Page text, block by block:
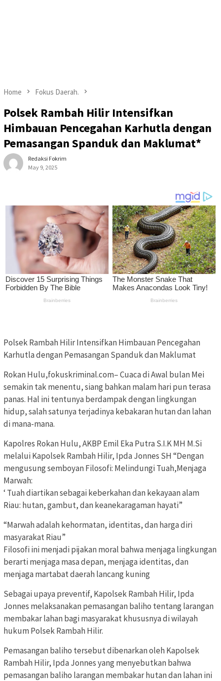
Home Fokus Daerah.
Polsek Rambah Hilir Intensifkan
Himbauan Pencegahan Karhutla dengan
Pemasangan Spanduk dan Maklumat*
Redaksi Fokrim
May 9, 2025
Polsek Rambah Hilir Intensifkan Himbauan Pencegahan
Karhutla dengan Pemasangan Spanduk dan Maklumat
Rokan Hulu,fokuskriminal.com– Cuaca di Awal bulan Mei
semakin tak menentu, siang bahkan malam hari pun terasa
panas. Hal ini tentunya berdampak dengan lingkungan
hidup, salah satunya terjadinya kebakaran hutan dan lahan
di mana-mana.
Kapolres Rokan Hulu, AKBP Emil Eka Putra S.I.K MH M.Si
melalui Kapolsek Rambah Hilir, Ipda Jonnes SH “Dengan
mengusung semboyan Filosofi: Melindungi Tuah,Menjaga
Marwah:
‘ Tuah diartikan sebagai keberkahan dan kekayaan alam
Riau: hutan, gambut, dan keanekaragaman hayati”
“Marwah adalah kehormatan, identitas, dan harga diri
masyarakat Riau”
Filosofi ini menjadi pijakan moral bahwa menjaga lingkungan
berarti menjaga masa depan, menjaga identitas, dan
menjaga martabat daerah lancang kuning
Sebagai upaya preventif, Kapolsek Rambah Hilir, Ipda
Jonnes melaksanakan pemasangan baliho tentang larangan
membakar lahan bagi masyarakat khususnya di wilayah
hukum Polsek Rambah Hilir.
Pemasangan baliho tersebut dibenarkan oleh Kapolsek
Rambah Hilir, Ipda Jonnes yang menyebutkan bahwa
pemasangan baliho larangan membakar hutan dan lahan ini